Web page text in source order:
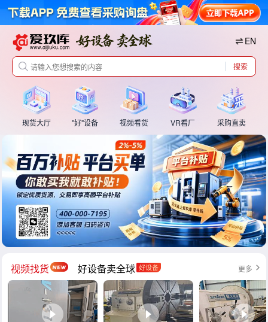
EN
搜索
现货大厅 "好"设备 视频看货 VR看厂 采购直卖
视频找货 好设备卖全球 更多